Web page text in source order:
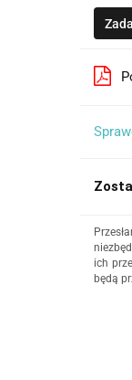
ich
będą